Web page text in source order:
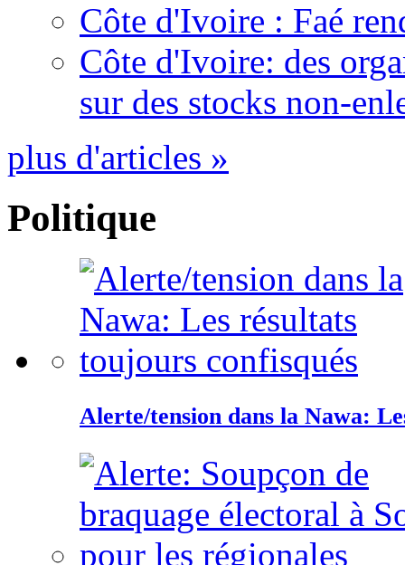
Côte d'Ivoire : Faé
Côte d'Ivoire: des
sur des stocks non-
plus d'articles »
Politique
Alerte/tension dans la Nawa: